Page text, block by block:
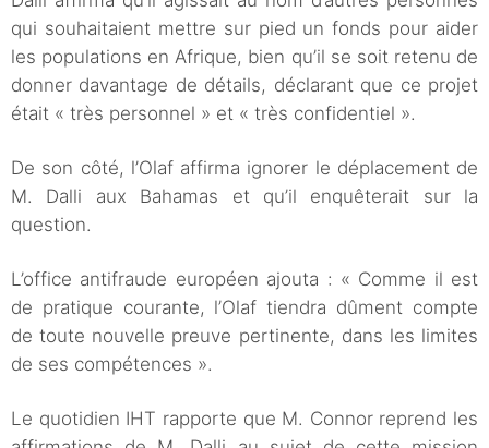
qui souhaitaient mettre sur pied un fonds pour aider
les populations en Afrique, bien qu’il se soit retenu de
donner davantage de détails, déclarant que ce projet
était « très personnel » et « très confidentiel ».
De son côté, l’Olaf affirma ignorer le déplacement de
M. Dalli aux Bahamas et qu’il enquêterait sur la
question.
L’office antifraude européen ajouta : « Comme il est
de pratique courante, l’Olaf tiendra dûment compte
de toute nouvelle preuve pertinente, dans les limites
de ses compétences ».
Le quotidien IHT rapporte que M. Connor reprend les